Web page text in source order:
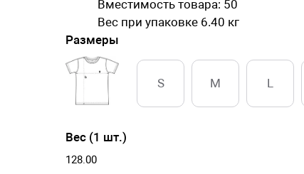
Вместимость товара: 50
Вес при упаковке 6.40 кг
Размеры
S M L
Вес (1 шт.)
128.00